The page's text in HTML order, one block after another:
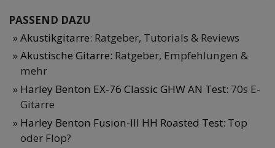
PASSEND DAZU
Akustikgitarre: Ratgeber, Tutorials & Reviews
Akustische Gitarre: Ratgeber, Empfehlungen &
mehr
Harley Benton EX-76 Classic GHW AN Test: 70s E-
Gitarre
Harley Benton Fusion-III HH Roasted Test: Top
oder Flop?